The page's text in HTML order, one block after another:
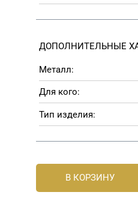
ДОПОЛНИТЕЛЬНЫЕ
Металл:
Для кого:
Тип изделия:
В КОРЗИНУ